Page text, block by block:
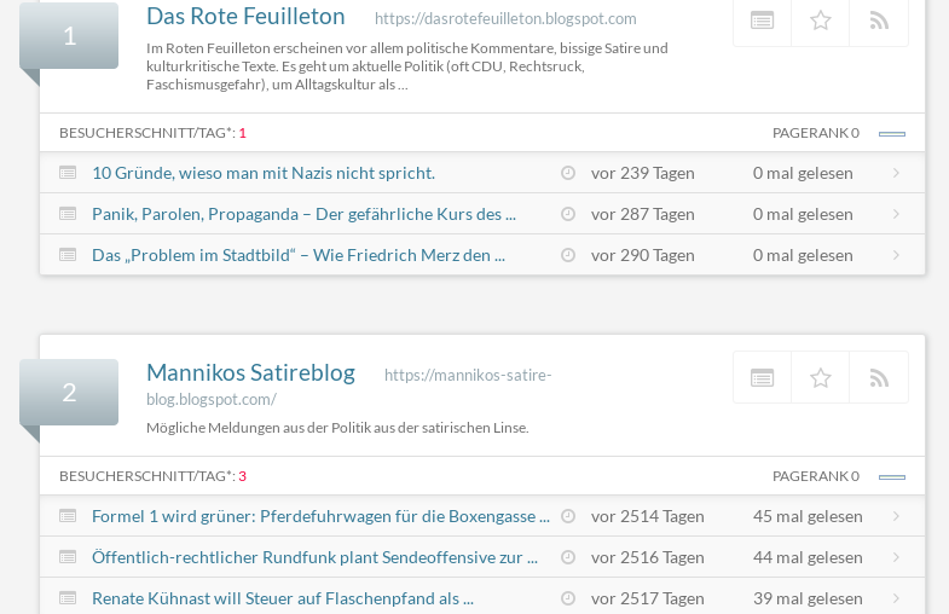
1
Das Rote Feuilleton https://dasrotefeuilleton.blogspot.com
Im Roten Feuilleton erscheinen vor allem politische Kommentare, bissige Satire und
kulturkritische Texte. Es geht um aktuelle Politik (oft CDU, Rechtsruck,
Faschismusgefahr), um Alltagskultur als ...
BESUCHERSCHNITT/TAG*: 1 PAGERANK 0
10 Gründe, wieso man mit Nazis nicht spricht. vor 239 Tagen
0 mal gelesen
Panik, Parolen, Propaganda – Der gefährliche Kurs des ...
vor 287 Tagen
0 mal gelesen
Das „Problem im Stadtbild“ – Wie Friedrich Merz den ...
vor 290 Tagen 0 mal gelesen
2
Mannikos Satireblog
https://mannikos-satire-
blog.blogspot.com/
Mögliche Meldungen aus der Politik aus der satirischen Linse.
BESUCHERSCHNITT/TAG*: 3 PAGERANK 0
Formel 1 wird grüner: Pferdefuhrwagen für die Boxengasse ... vor 2514 Tagen
45 mal gelesen
Öffentlich-rechtlicher Rundfunk plant Sendeoffensive zur ...
vor 2516 Tagen
44 mal gelesen
Renate Kühnast will Steuer auf Flaschenpfand als ...
vor 2517 Tagen 39 mal gelesen